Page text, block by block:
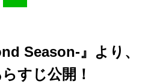
Season-』より、
すじ公開！